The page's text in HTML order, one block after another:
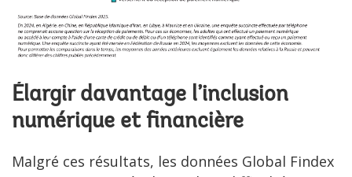
Élargir davantage l’inclusion
numérique et financière
Malgré ces résultats, les données Global Findex